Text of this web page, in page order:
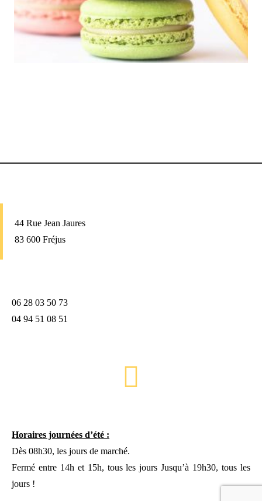
44 Rue Jean Jaures
83 600 Fréjus
06 28 03 50 73
04 94 51 08 51
Horaires journées d’été :
Dès 08h30, les jours de marché.
Fermé entre 14h et 15h, tous les jours Jusqu’à 19h30, tous les
jours !